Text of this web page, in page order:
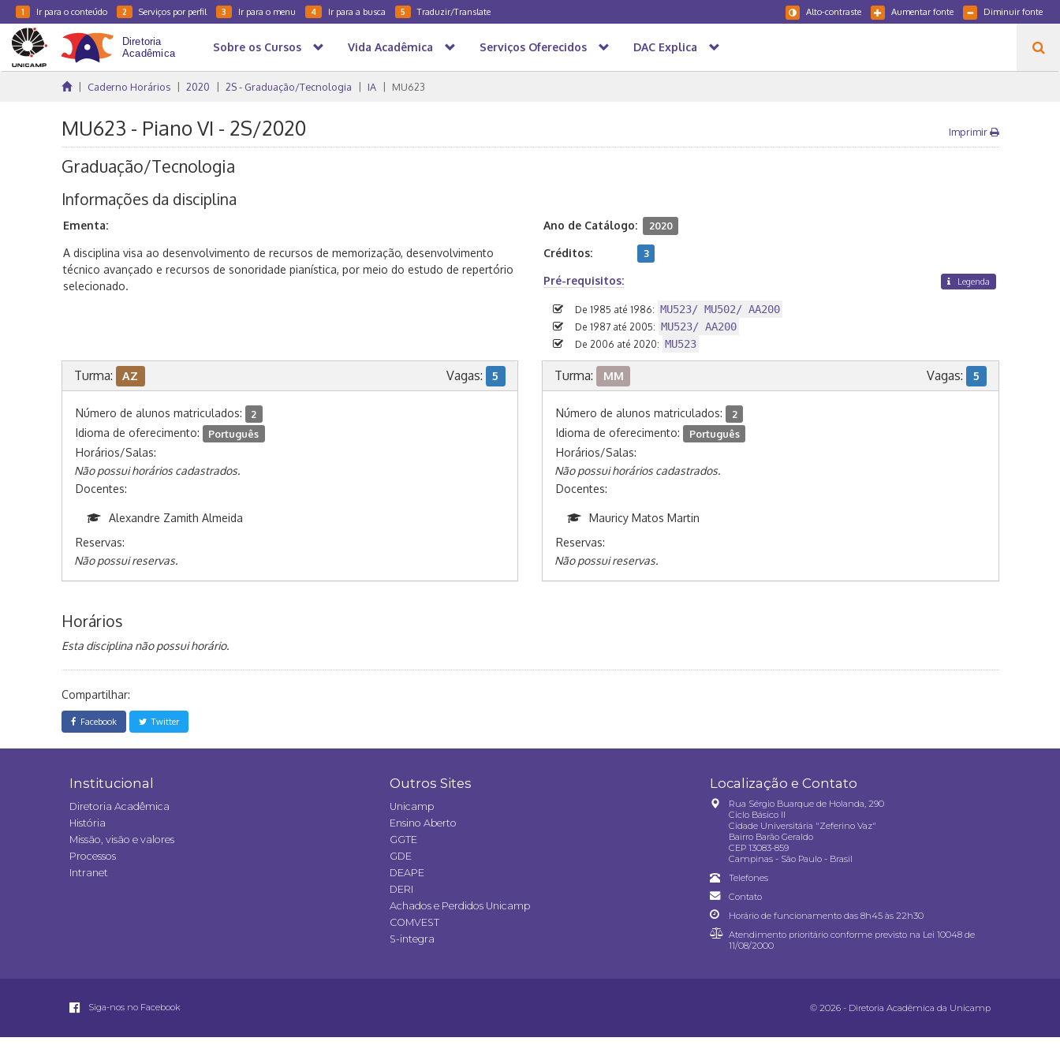
1 Ir para o conteúdo 2 Serviços por perfil 3 Ir para o menu 4 Ir para a busca 5 Traduzir/Translate Diminuir fonte
Aumentar fonte
Alto-contraste
Sobre os Cursos Vida Acadêmica Serviços Oferecidos DAC Explica
Caderno Horários 2020 2S - Graduação/Tecnologia IA MU623
MU623 - Piano VI - 2S/2020 Imprimir
Graduação/Tecnologia
Informações da disciplina
Ementa:
A disciplina visa ao desenvolvimento de recursos de memorização, desenvolvimento
técnico avançado e recursos de sonoridade pianística, por meio do estudo de repertório
selecionado.
Ano de Catálogo: 2020
Créditos: 3
Pré-requisitos: Legenda
De 1985 até 1986: MU523/ MU502/ AA200
De 1987 até 2005: MU523/ AA200
De 2006 até 2020: MU523
Turma: AZ Vagas: 5
Número de alunos matriculados: 2
Idioma de oferecimento: Português
Horários/Salas:
Não possui horários cadastrados.
Docentes:
Alexandre Zamith Almeida
Reservas:
Não possui reservas.
Turma: MM Vagas: 5
Número de alunos matriculados: 2
Idioma de oferecimento: Português
Horários/Salas:
Não possui horários cadastrados.
Docentes:
Mauricy Matos Martin
Reservas:
Não possui reservas.
Horários
Esta disciplina não possui horário.
Compartilhar:
Facebook Twitter
Institucional
Diretoria Acadêmica
História
Missão, visão e valores
Processos
Intranet
Outros Sites
Unicamp
Ensino Aberto
GGTE
GDE
DEAPE
DERI
Achados e Perdidos Unicamp
COMVEST
S-integra
Localização e Contato
Rua Sérgio Buarque de Holanda, 290
Ciclo Básico II
Cidade Universitária "Zeferino Vaz"
Bairro Barão Geraldo
CEP 13083-859
Campinas - São Paulo - Brasil
Telefones
Contato
Horário de funcionamento das 8h45 às 22h30
Atendimento prioritário conforme previsto na Lei 10048 de
11/08/2000
Siga-nos no Facebook © 2026 - Diretoria Acadêmica da Unicamp